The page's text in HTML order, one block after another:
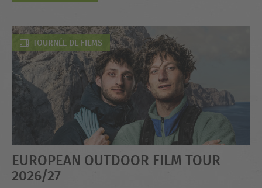
TOURNÉE DE FILMS
EUROPEAN OUTDOOR FILM TOUR
2026/27